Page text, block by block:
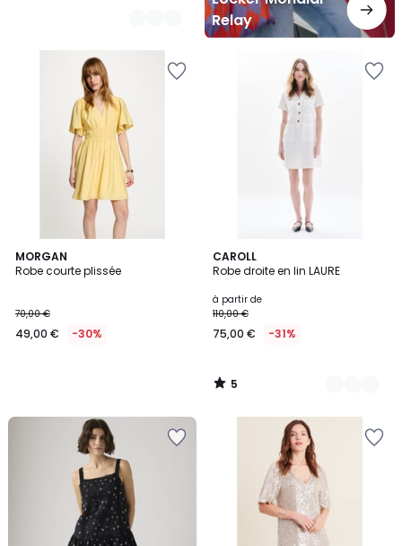
Relay
MORGAN
Robe courte plissée
70,00 €
49,00 € -30%
CAROLL
Robe droite en lin LAURE
à partir de
110,00 €
75,00 € -31%
5
/
3
Couleurs
5
/